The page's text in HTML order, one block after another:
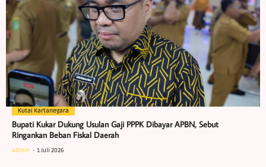
Kutai Kartanegara
Bupati Kukar Dukung Usulan Gaji PPPK Dibayar APBN, Sebut
Ringankan Beban Fiskal Daerah
admin 1 Juli 2026